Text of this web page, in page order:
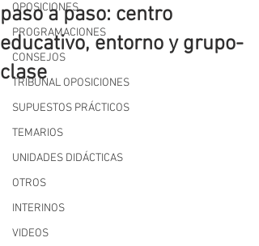
OPOSICIONES
PROGRAMACIONES
CONSEJOS
TRIBUNAL OPOSICIONES
SUPUESTOS PRÁCTICOS
TEMARIOS
UNIDADES DIDÁCTICAS
OTROS
INTERINOS
VIDEOS
paso a paso: centro
educativo, entorno y grupo-
clase